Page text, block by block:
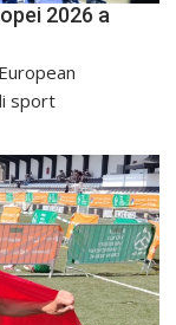
2026 a
sport